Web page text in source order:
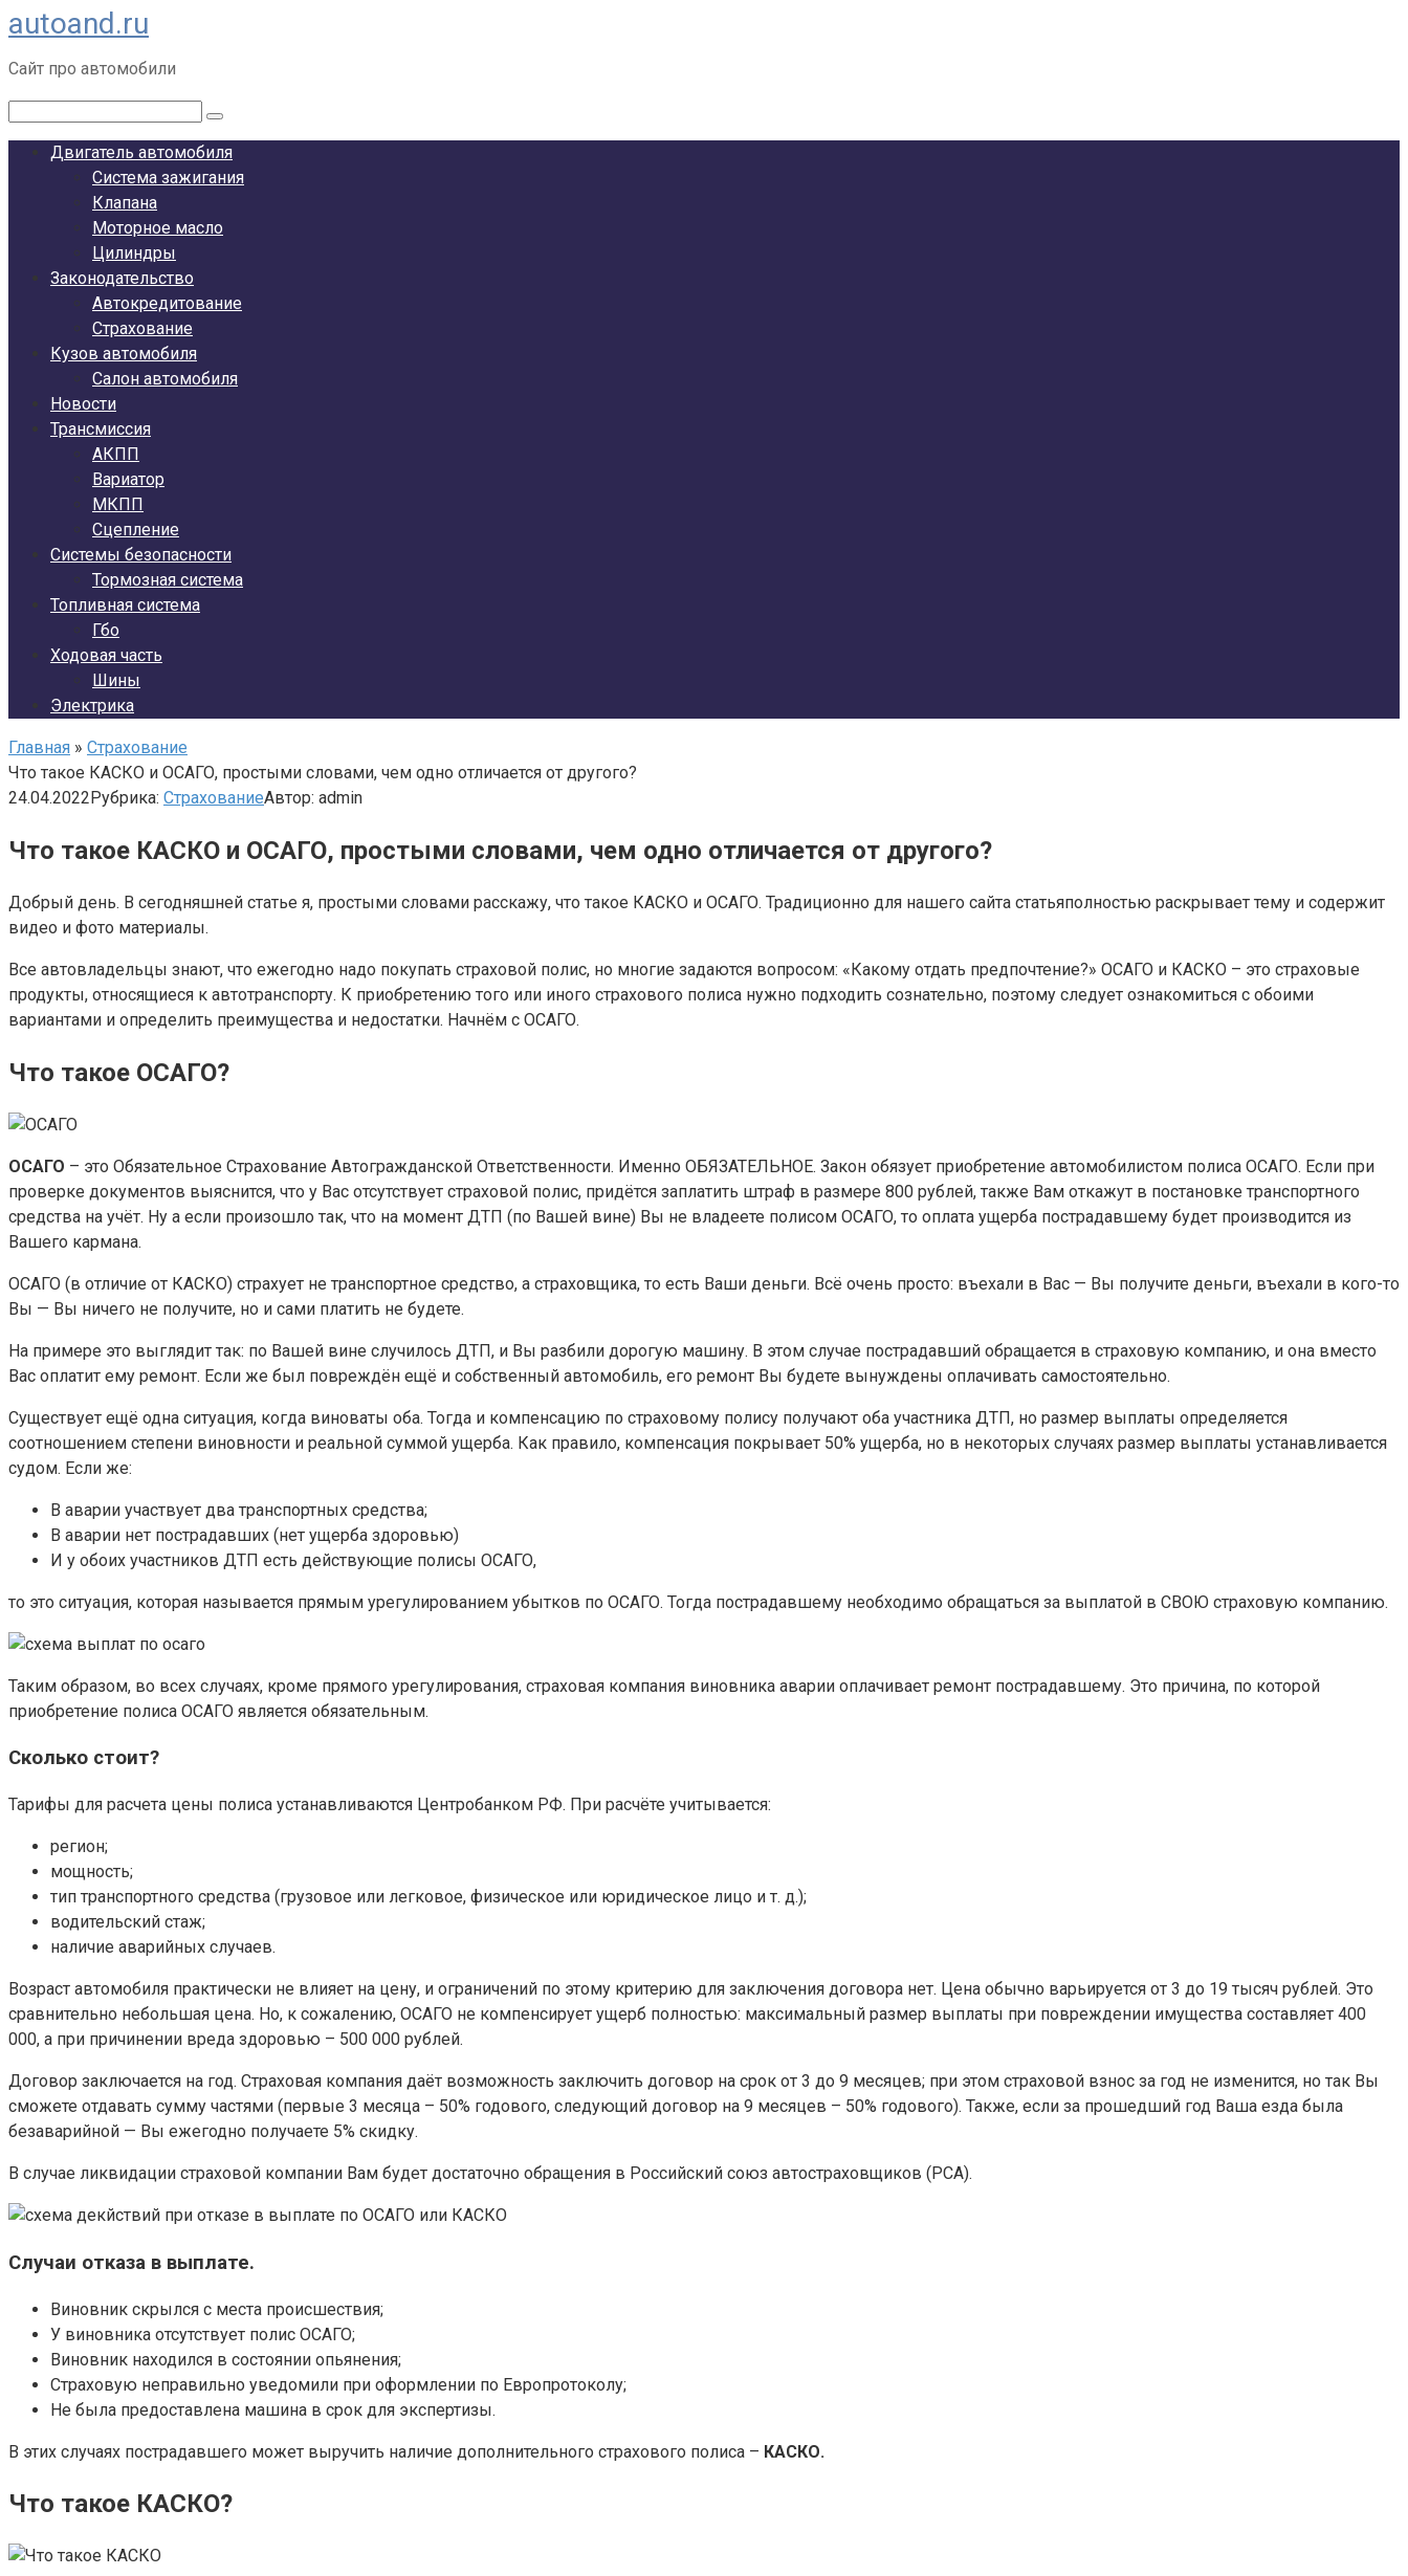
Перейти
к
контенту
autoand.ru
Сайт про автомобили
Двигатель автомобиля
Система зажигания
Клапана
Моторное масло
Цилиндры
Законодательство
Автокредитование
Страхование
Кузов автомобиля
Салон автомобиля
Новости
Трансмиссия
АКПП
Вариатор
МКПП
Сцепление
Системы безопасности
Тормозная система
Топливная система
Гбо
Ходовая часть
Шины
Электрика
Главная » Страхование
Что такое КАСКО и ОСАГО, простыми словами, чем одно отличается от другого?
24.04.2022Рубрика: СтрахованиеАвтор: admin
Что такое КАСКО и ОСАГО, простыми словами, чем одно отличается от другого?
Добрый день. В сегодняшней статье я, простыми словами расскажу, что такое КАСКО и ОСАГО. Традиционно для нашего сайта статьяполностью раскрывает тему и содержит
видео и фото материалы.
Все автовладельцы знают, что ежегодно надо покупать страховой полис, но многие задаются вопросом: «Какому отдать предпочтение?» ОСАГО и КАСКО – это страховые
продукты, относящиеся к автотранспорту. К приобретению того или иного страхового полиса нужно подходить сознательно, поэтому следует ознакомиться с обоими
вариантами и определить преимущества и недостатки. Начнём с ОСАГО.
Что такое ОСАГО?
ОСАГО – это Обязательное Страхование Автогражданской Ответственности. Именно ОБЯЗАТЕЛЬНОЕ. Закон обязует приобретение автомобилистом полиса ОСАГО. Если при
проверке документов выяснится, что у Вас отсутствует страховой полис, придётся заплатить штраф в размере 800 рублей, также Вам откажут в постановке транспортного
средства на учёт. Ну а если произошло так, что на момент ДТП (по Вашей вине) Вы не владеете полисом ОСАГО, то оплата ущерба пострадавшему будет производится из
Вашего кармана.
ОСАГО (в отличие от КАСКО) страхует не транспортное средство, а страховщика, то есть Ваши деньги. Всё очень просто: въехали в Вас — Вы получите деньги, въехали в кого-то
Вы — Вы ничего не получите, но и сами платить не будете.
На примере это выглядит так: по Вашей вине случилось ДТП, и Вы разбили дорогую машину. В этом случае пострадавший обращается в страховую компанию, и она вместо
Вас оплатит ему ремонт. Если же был повреждён ещё и собственный автомобиль, его ремонт Вы будете вынуждены оплачивать самостоятельно.
Существует ещё одна ситуация, когда виноваты оба. Тогда и компенсацию по страховому полису получают оба участника ДТП, но размер выплаты определяется
соотношением степени виновности и реальной суммой ущерба. Как правило, компенсация покрывает 50% ущерба, но в некоторых случаях размер выплаты устанавливается
судом. Если же:
В аварии участвует два транспортных средства;
В аварии нет пострадавших (нет ущерба здоровью)
И у обоих участников ДТП есть действующие полисы ОСАГО,
то это ситуация, которая называется прямым урегулированием убытков по ОСАГО. Тогда пострадавшему необходимо обращаться за выплатой в СВОЮ страховую компанию.
Таким образом, во всех случаях, кроме прямого урегулирования, страховая компания виновника аварии оплачивает ремонт пострадавшему. Это причина, по которой
приобретение полиса ОСАГО является обязательным.
Сколько стоит?
Тарифы для расчета цены полиса устанавливаются Центробанком РФ. При расчёте учитывается:
регион;
мощность;
тип транспортного средства (грузовое или легковое, физическое или юридическое лицо и т. д.);
водительский стаж;
наличие аварийных случаев.
Возраст автомобиля практически не влияет на цену, и ограничений по этому критерию для заключения договора нет. Цена обычно варьируется от 3 до 19 тысяч рублей. Это
сравнительно небольшая цена. Но, к сожалению, ОСАГО не компенсирует ущерб полностью: максимальный размер выплаты при повреждении имущества составляет 400
000, а при причинении вреда здоровью – 500 000 рублей.
Договор заключается на год. Страховая компания даёт возможность заключить договор на срок от 3 до 9 месяцев; при этом страховой взнос за год не изменится, но так Вы
сможете отдавать сумму частями (первые 3 месяца – 50% годового, следующий договор на 9 месяцев – 50% годового). Также, если за прошедший год Ваша езда была
безаварийной — Вы ежегодно получаете 5% скидку.
В случае ликвидации страховой компании Вам будет достаточно обращения в Российский союз автостраховщиков (РСА).
Случаи отказа в выплате.
Виновник скрылся с места происшествия;
У виновника отсутствует полис ОСАГО;
Виновник находился в состоянии опьянения;
Страховую неправильно уведомили при оформлении по Европротоколу;
Не была предоставлена машина в срок для экспертизы.
В этих случаях пострадавшего может выручить наличие дополнительного страхового полиса – КАСКО.
Что такое КАСКО?